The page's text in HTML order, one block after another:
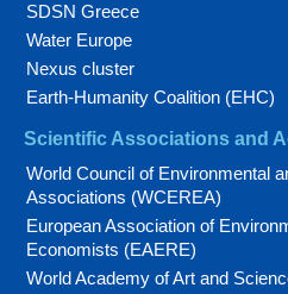
SDSN Greece
Water Europe
Nexus cluster
Earth-Humanity Coalition (EHC)
Scientific Associations and
World Council of Environmental
Associations (WCEREA)
European Association of
Economists (EAERE)
World Academy of Art and